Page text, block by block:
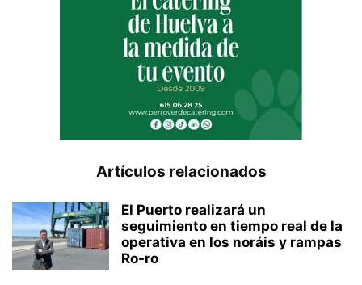
Artículos relacionados
El Puerto realizará un
seguimiento en tiempo real de la
operativa en los noráis y rampas
Ro-ro